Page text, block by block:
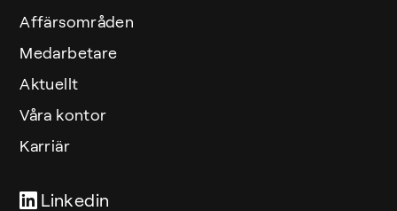
Affärsområden
Medarbetare
Aktuellt
Våra kontor
Karriär
Linkedin